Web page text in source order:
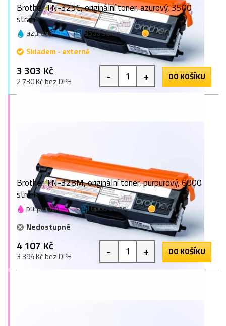
Brother TN-325C, originální toner, azurový, 3500
stran
azurová 3500 stran
1 bod
Skladem - externě
3 303 Kč
2 730 Kč bez DPH - + DO KOŠÍKU
Brother TN-328M, originální toner, purpurový, 6000
stran
purpurová 6000 stran
1 bod
Nedostupné
4 107 Kč
3 394 Kč bez DPH - + DO KOŠÍKU